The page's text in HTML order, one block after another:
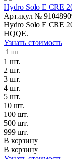
Hydro Solo E CRE
Артикул №
Hydro Solo E CRE
HQQE.
Узнать стоимость
1 шт.
2 шт.
3 шт.
4 шт.
5 шт.
10 шт.
100 шт.
500 шт.
999 шт.
В корзину
В корзину